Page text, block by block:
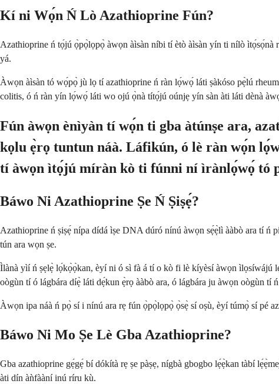
Kí ni Wọ́n Ń Lò Azathioprine Fún?
Azathioprine ń tọ́jú ọ̀pọ̀lọpọ̀ àwọn àìsàn níbi tí ètò àìsàn yín ti nílò ìtọ́sọ́nà
yá.
Àwọn àìsàn tó wọ́pọ̀ jù lọ tí azathioprine ń ràn lọ́wọ́ láti ṣàkóso pẹ̀lú
colitis, ó ń ràn yín lọ́wọ́ láti wo ojú ọ̀nà títọ́jú oúnjẹ yín sàn àti láti dènà
Fún àwọn ènìyàn tí wọ́n ti gba àtúnṣe ara,
kọlu ẹ̀rọ tuntun náà. Láfikún, ó lè ràn wọ́n
tí àwọn ìtọ́jú míràn kò ti fúnni ní ìrànlọ́wọ́ tó
Báwo Ni Azathioprine Ṣe Ń Ṣiṣẹ́?
Azathioprine ń ṣiṣẹ́ nípa dídá ìṣe DNA dúró nínú àwọn sẹ́ẹ̀lì ààbò ara tí
tún ara wọn ṣe.
Ìlànà yìí ń ṣẹlẹ̀ lọ́kọ̀ọ̀kan, èyí ni ó sì fà á tí o kò fi lè kíyèsí àwọn ìlọsíwájú
oògùn tí ó lágbára díẹ̀ láti dẹ́kun ẹ̀rọ ààbò ara, ó lágbára ju àwọn oògùn
Àwọn ipa náà ń pọ̀ sí i nínú ara rẹ fún ọ̀pọ̀lọpọ̀ ọ̀sẹ̀ sí oṣù, èyí túmọ̀ sí pé
Báwo Ni Mo Ṣe Lè Gba Azathioprine?
Gba azathioprine gẹ́gẹ́ bí dókítà rẹ ṣe pàṣẹ, nígbà gbogbo lẹ́ẹ̀kan tàbí
àti dín àǹfààní inú ríru kù.